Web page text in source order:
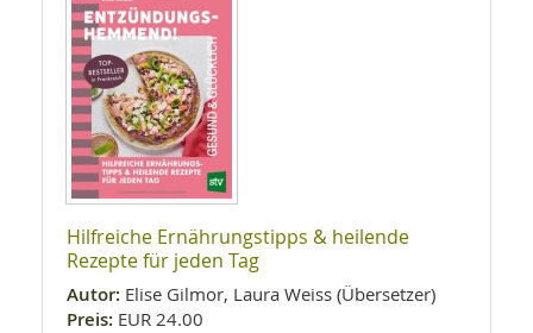
Hilfreiche Ernährungstipps & heilende
Rezepte für jeden Tag
Autor: Elise Gilmor, Laura Weiss (Übersetzer)
Preis: EUR 24.00